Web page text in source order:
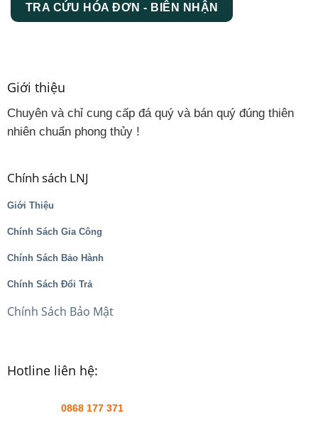
TRA CỨU HÓA ĐƠN - BIÊN NHẬN
Giới thiệu
Chuyên và chỉ cung cấp đá quý và bán quý đúng thiên
nhiên chuẩn phong thủy !
Chính sách LNJ
Giới Thiệu
Chính Sách Gia Công
Chính Sách Bảo Hành
Chính Sách Đổi Trả
Chính Sách Bảo Mật
Hotline liên hệ:
0868 177 371